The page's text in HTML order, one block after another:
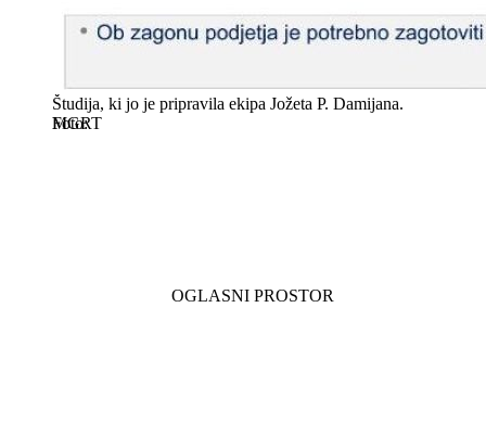
Študija, ki jo je pripravila ekipa Jožeta P. Damijana.
MGRT